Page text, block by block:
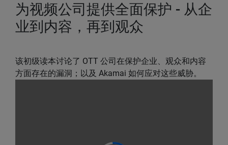
为视频公司提供全面保护 - 从企
业到内容，再到观众
该初级读本讨论了 OTT 公司在保护企业、观众和内容
方面存在的漏洞；以及 Akamai 如何应对这些威胁。